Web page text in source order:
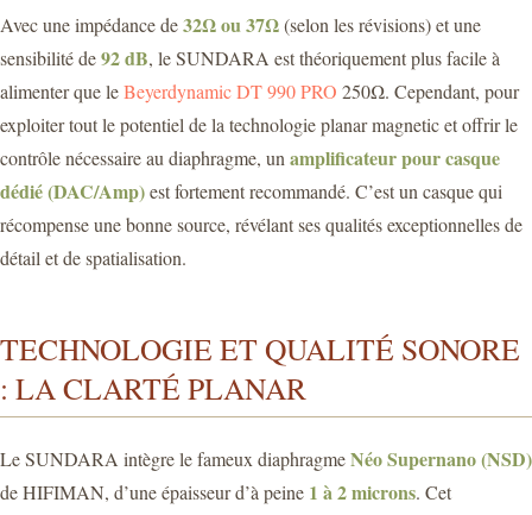
Avec une impédance de32Ω ou 37Ω(selon les révisions) et une
sensibilité de92 dB, le SUNDARA est théoriquement plus facile à
alimenter que leBeyerdynamic DT 990 PRO 250Ω. Cependant, pour
exploiter tout le potentiel de la technologie planar magnetic et offrir le
contrôle nécessaire au diaphragme, un amplificateur pour casque
dédié (DAC/Amp)est fortement recommandé. C’est un casque qui
récompense une bonne source, révélant ses qualités exceptionnelles de
détail et de spatialisation.
TECHNOLOGIE ET QUALITÉ SONORE
: LA CLARTÉ PLANAR
Le SUNDARA intègre le fameux diaphragmeNéo Supernano (NSD)
de HIFIMAN, d’une épaisseur d’à peine 1 à 2 microns. Cet